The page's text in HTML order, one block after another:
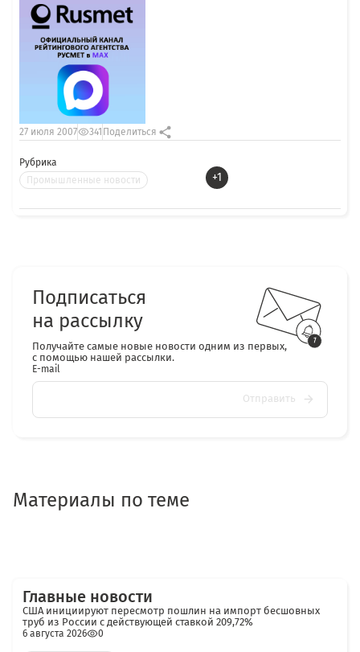
Рубрика
Промышленные новости
+1
27 июля 2007 341 Поделиться
Подписаться
на рассылку
Получайте самые новые новости одним из первых,
с помощью нашей рассылки.
E-mail
Отправить
Материалы по теме
Главные новости
США инициируют пересмотр пошлин на импорт бесшовных
труб из России с действующей ставкой 209,72%
6 августа 2026 0